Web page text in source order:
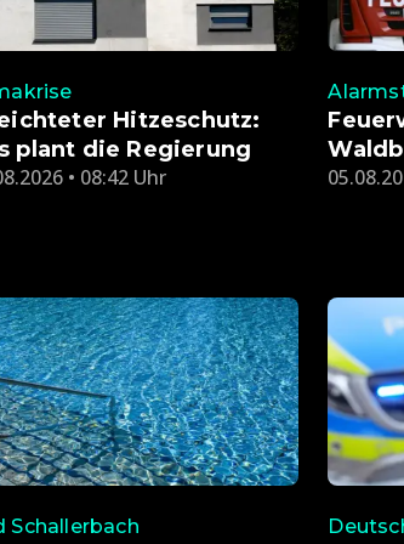
Hitzeschutz:
plant die Regierung
• 08:42 Uhr
Schallerbach